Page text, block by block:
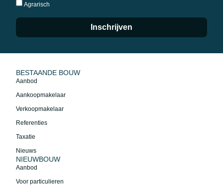
Agrarisch
Inschrijven
BESTAANDE BOUW
Aanbod
Aankoopmakelaar
Verkoopmakelaar
Referenties
Taxatie
Nieuws
NIEUWBOUW
Aanbod
Voor particulieren